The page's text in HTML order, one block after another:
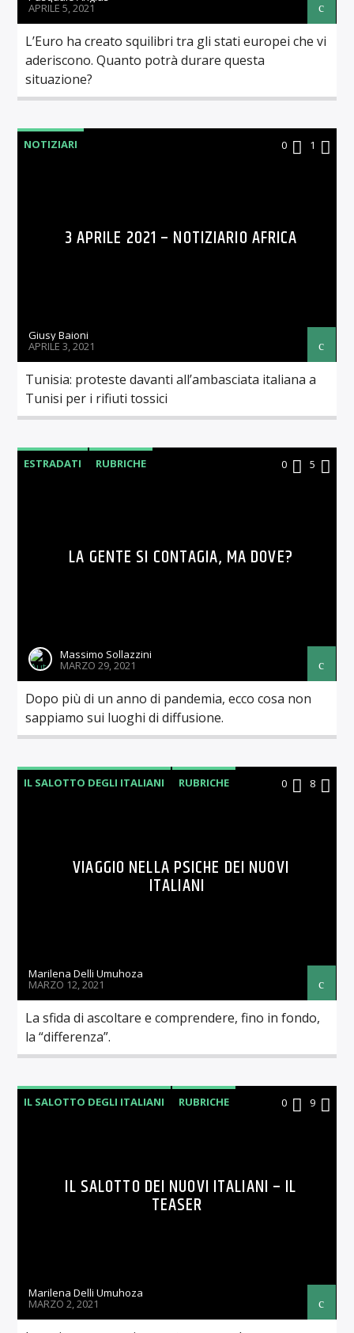
APRILE 5, 2021
L’Euro ha creato squilibri tra gli stati europei che vi
aderiscono. Quanto potrà durare questa
situazione?
NOTIZIARI 0 1
3 APRILE 2021 – NOTIZIARIO AFRICA
Giusy Baioni
APRILE 3, 2021
Tunisia: proteste davanti all’ambasciata italiana a
Tunisi per i rifiuti tossici
ESTRADATI RUBRICHE 0 5
LA GENTE SI CONTAGIA, MA DOVE?
Massimo Sollazzini
MARZO 29, 2021
Dopo più di un anno di pandemia, ecco cosa non
sappiamo sui luoghi di diffusione.
IL SALOTTO DEGLI ITALIANI RUBRICHE 0 8
VIAGGIO NELLA PSICHE DEI NUOVI
ITALIANI
Marilena Delli Umuhoza
MARZO 12, 2021
La sfida di ascoltare e comprendere, fino in fondo,
la “differenza”.
IL SALOTTO DEGLI ITALIANI RUBRICHE 0 9
IL SALOTTO DEI NUOVI ITALIANI – IL
TEASER
Marilena Delli Umuhoza
MARZO 2, 2021